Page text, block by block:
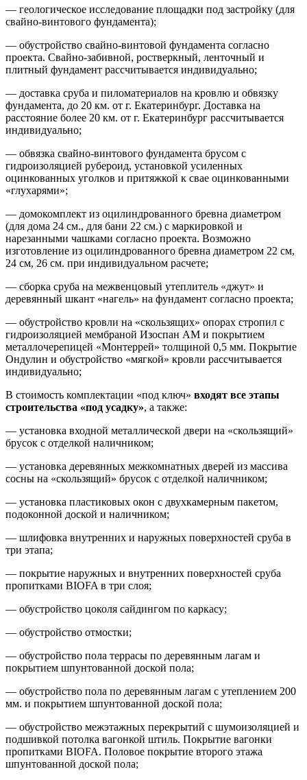
— геологическое исследование площадки под застройку (для
свайно-винтового фундамента);
— обустройство свайно-винтовой фундамента согласно
проекта. Свайно-забивной, ростверкный, ленточный и
плитный фундамент рассчитывается индивидуально;
— доставка сруба и пиломатериалов на кровлю и обвязку
фундамента, до 20 км. от г. Екатеринбург. Доставка на
расстояние более 20 км. от г. Екатеринбург рассчитывается
индивидуально;
— обвязка свайно-винтового фундамента брусом с
гидроизоляцией рубероид, установкой усиленных
оцинкованных уголков и притяжкой к свае оцинкованными
«глухарями»;
— домокомплект из оцилиндрованного бревна диаметром
(для дома 24 см., для бани 22 см.) с маркировкой и
нарезанными чашками согласно проекта. Возможно
изготовление из оцилиндрованного бревна диаметром 22 см,
24 см, 26 см. при индивидуальном расчете;
— сборка сруба на межвенцовый утеплитель «джут» и
деревянный шкант «нагель» на фундамент согласно проекта;
— обустройство кровли на «скользящих» опорах стропил с
гидроизоляцией мембраной Изоспан АМ и покрытием
металлочерепицей «Монтеррей» толщиной 0,5 мм. Покрытие
Ондулин и обустройство «мягкой» кровли рассчитывается
индивидуально;
В стоимость комплектации «под ключ» входят все этапы
строительства «под усадку», а также:
— установка входной металлической двери на «скользящий»
брусок с отделкой наличником;
— установка деревянных межкомнатных дверей из массива
сосны на «скользящий» брусок с отделкой наличником;
— установка пластиковых окон с двухкамерным пакетом,
подоконной доской и наличником;
— шлифовка внутренних и наружных поверхностей сруба в
три этапа;
— покрытие наружных и внутренних поверхностей сруба
пропитками BIOFA в три слоя;
— обустройство цоколя сайдингом по каркасу;
— обустройство отмостки;
— обустройство пола террасы по деревянным лагам и
покрытием шпунтованной доской пола;
— обустройство пола по деревянным лагам с утеплением 200
мм. и покрытием шпунтованной доской пола;
— обустройство межэтажных перекрытий с шумоизоляцией и
подшивкой потолка вагонкой штиль. Покрытие вагонки
пропитками BIOFA. Половое покрытие второго этажа
шпунтованной доской пола;